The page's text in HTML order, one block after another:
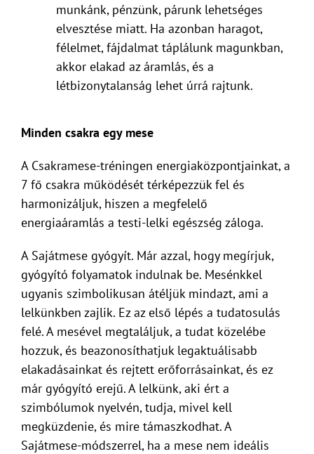
munkánk, pénzünk, párunk lehetséges
elvesztése miatt. Ha azonban haragot,
félelmet, fájdalmat táplálunk magunkban,
akkor elakad az áramlás, és a
létbizonytalanság lehet úrrá rajtunk.
Minden csakra egy mese
A Csakramese-tréningen energiaközpontjainkat, a
7 fő csakra működését térképezzük fel és
harmonizáljuk, hiszen a megfelelő
energiaáramlás a testi-lelki egészség záloga.
A Sajátmese gyógyít. Már azzal, hogy megírjuk,
gyógyító folyamatok indulnak be. Mesénkkel
ugyanis szimbolikusan átéljük mindazt, ami a
lelkünkben zajlik. Ez az első lépés a tudatosulás
felé. A mesével megtaláljuk, a tudat közelébe
hozzuk, és beazonosíthatjuk legaktuálisabb
elakadásainkat és rejtett erőforrásainkat, és ez
már gyógyító erejű. A lelkünk, aki ért a
szimbólumok nyelvén, tudja, mivel kell
megküzdenie, és mire támaszkodhat. A
Sajátmese-módszerrel, ha a mese nem ideális